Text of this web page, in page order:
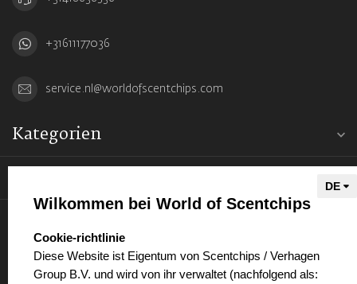
+31611177036
service.nl@worldofscentchips.com
Kategorien
Wilkommen bei World of Scentchips
select language
Cookie-richtlinie
Diese Website ist Eigentum von Scentchips / Verhagen
Group B.V. und wird von ihr verwaltet (nachfolgend als: